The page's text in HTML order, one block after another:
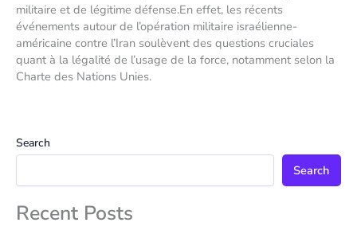
militaire et de légitime défense.En effet, les récents
événements autour de l’opération militaire israélienne-
américaine contre l’Iran soulèvent des questions cruciales
quant à la légalité de l’usage de la force, notamment selon la
Charte des Nations Unies.
Search
Search
Recent Posts